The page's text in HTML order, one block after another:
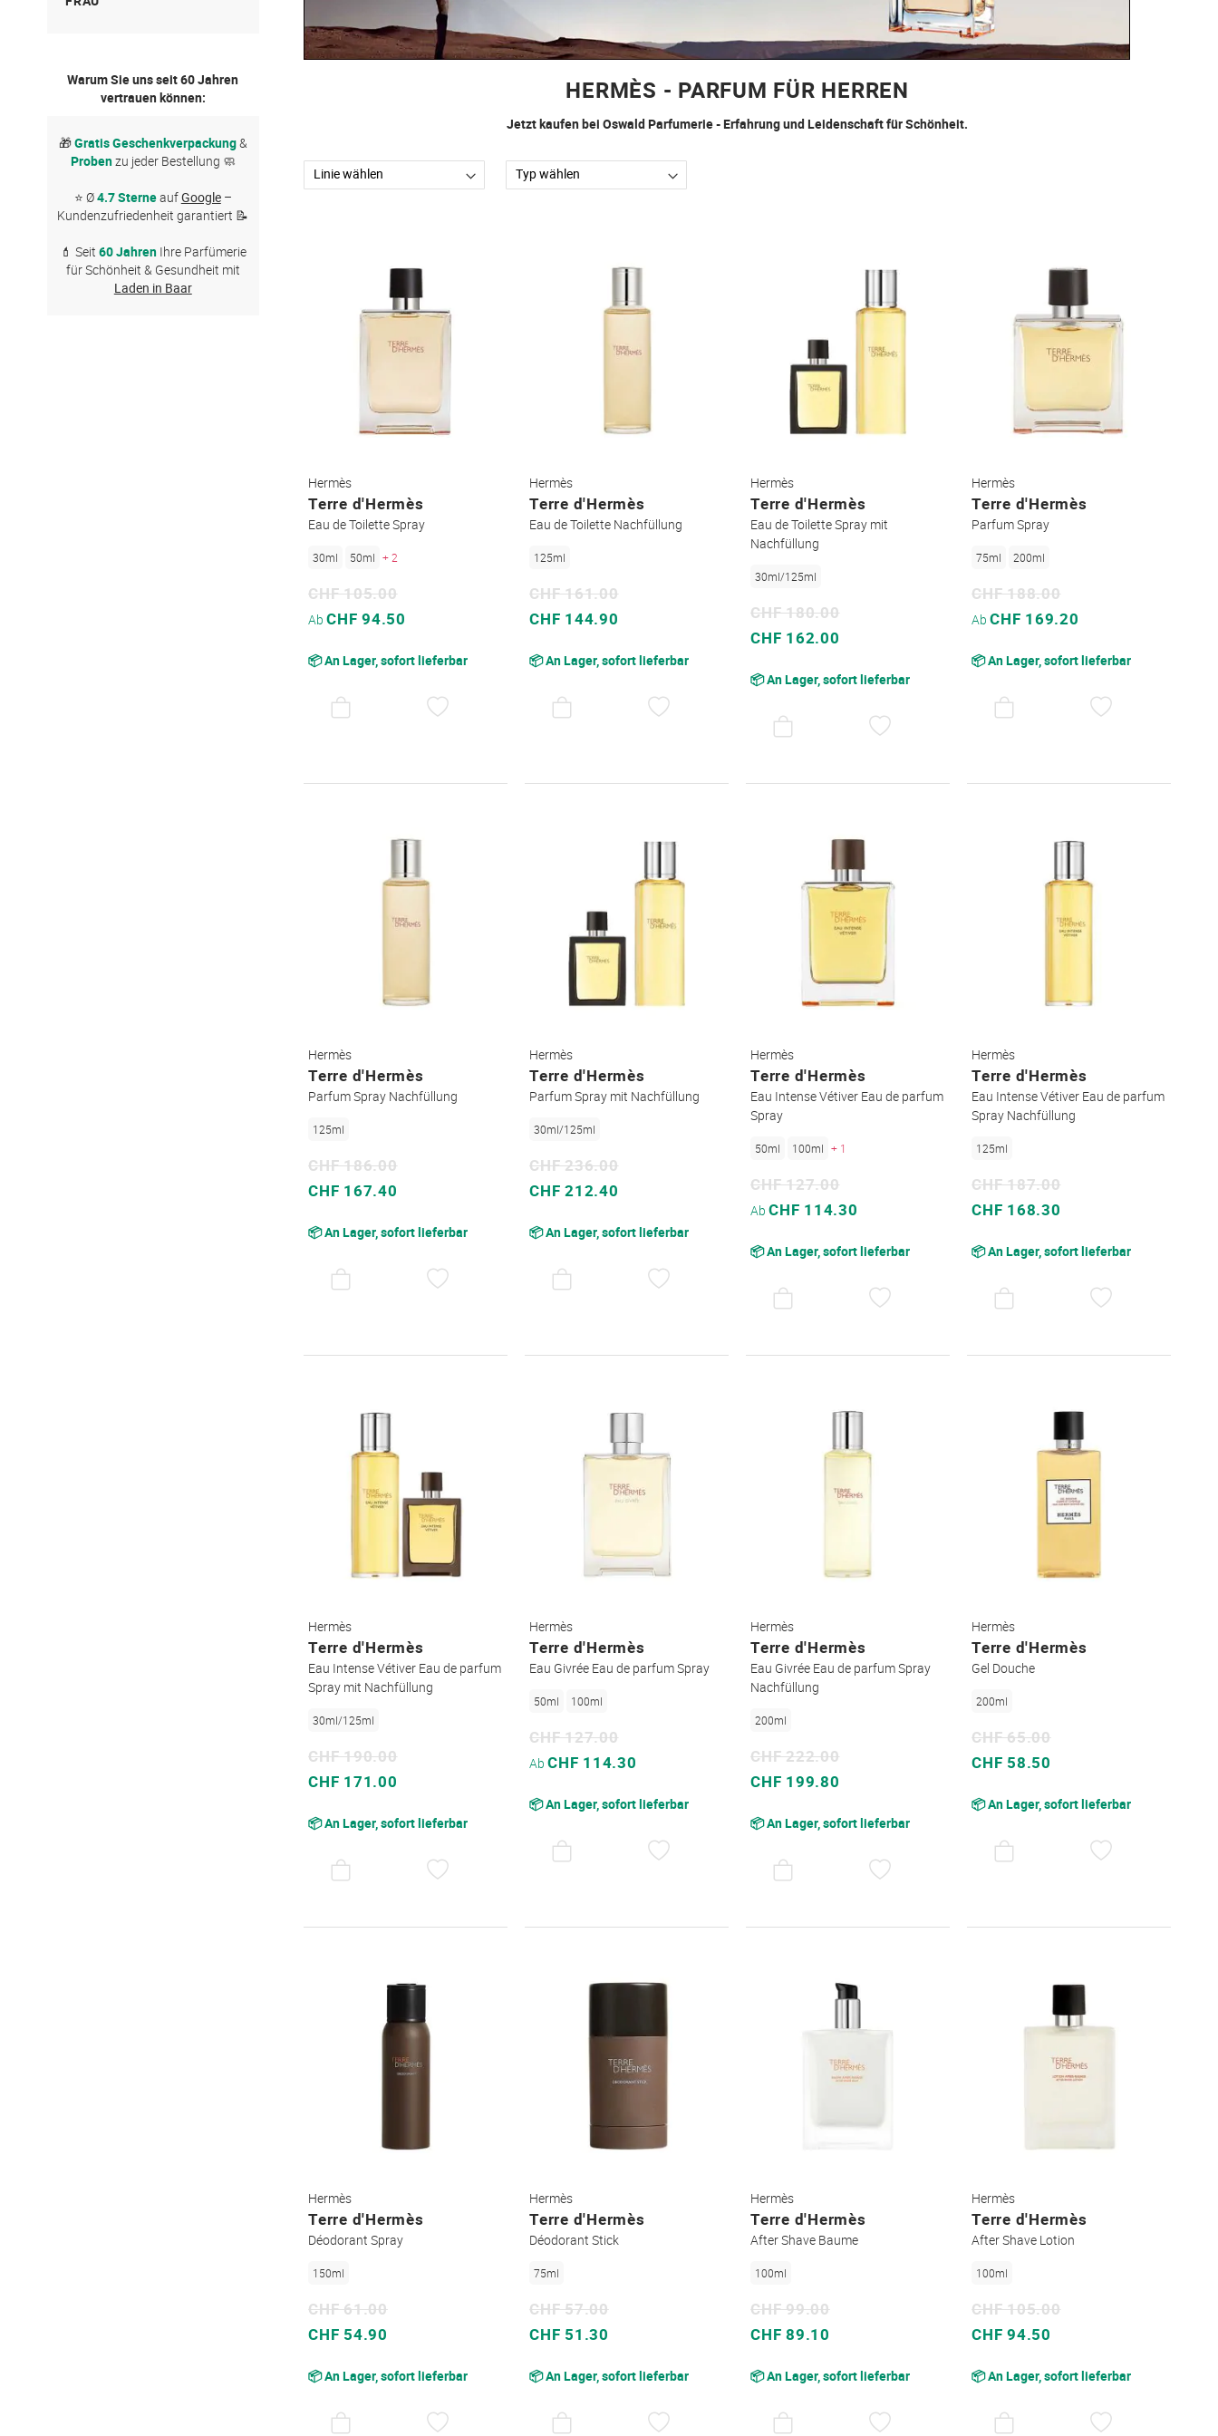
HERMÈS - PARFUM FÜR HERREN
Jetzt kaufen bei Oswald Parfumerie - Erfahrung und Leidenschaft für Schönheit.
Hermès
Terre d'Hermès
Eau de Toilette Spray
30ml 50ml + 2
Sonderpreis
AbCHF 94.50
CHF 105.00
📦 An Lager, sofort lieferbar
Hermès
Terre d'Hermès
Eau de Toilette Nachfüllung
125ml
Sonderpreis
CHF 144.90
CHF 161.00
📦 An Lager, sofort lieferbar
WUNSCHZETTEL
Hermès
Terre d'Hermès
Eau de Toilette Spray mit
Nachfüllung
30ml/125ml
Sonderpreis
CHF 162.00
CHF 180.00
📦 An Lager, sofort lieferbar
Hermès
Terre d'Hermès
Parfum Spray
75ml 200ml
Sonderpreis
AbCHF 169.20
CHF 188.00
📦 An Lager, sofort lieferbar
Hermès
Terre d'Hermès
Parfum Spray Nachfüllung
125ml
Sonderpreis
CHF 167.40
CHF 186.00
📦 An Lager, sofort lieferbar
Hermès
Terre d'Hermès
Parfum Spray mit Nachfüllung
30ml/125ml
Sonderpreis
CHF 212.40
CHF 236.00
📦 An Lager, sofort lieferbar
WUNSCHZETTEL
Hermès
Terre d'Hermès
Eau Intense Vétiver Eau de parfum
Spray
50ml 100ml + 1
Sonderpreis
AbCHF 114.30
CHF 127.00
📦 An Lager, sofort lieferbar
Hermès
Terre d'Hermès
Eau Intense Vétiver Eau de parfum
Spray Nachfüllung
125ml
Sonderpreis
CHF 168.30
CHF 187.00
📦 An Lager, sofort lieferbar
Hermès
Terre d'Hermès
Eau Intense Vétiver Eau de parfum
Spray mit Nachfüllung
30ml/125ml
Sonderpreis
CHF 171.00
CHF 190.00
📦 An Lager, sofort lieferbar
Hermès
Terre d'Hermès
Eau Givrée Eau de parfum Spray
50ml 100ml
Sonderpreis
AbCHF 114.30
CHF 127.00
📦 An Lager, sofort lieferbar
WUNSCHZETTEL
Hermès
Terre d'Hermès
Eau Givrée Eau de parfum Spray
Nachfüllung
200ml
Sonderpreis
CHF 199.80
CHF 222.00
📦 An Lager, sofort lieferbar
Hermès
Terre d'Hermès
Gel Douche
200ml
Sonderpreis
CHF 58.50
CHF 65.00
📦 An Lager, sofort lieferbar
Hermès
Terre d'Hermès
Déodorant Spray
150ml
Sonderpreis
CHF 54.90
CHF 61.00
📦 An Lager, sofort lieferbar
Hermès
Terre d'Hermès
Déodorant Stick
75ml
Sonderpreis
CHF 51.30
CHF 57.00
📦 An Lager, sofort lieferbar
Hermès
Terre d'Hermès
After Shave Baume
100ml
Sonderpreis
CHF 89.10
CHF 99.00
📦 An Lager, sofort lieferbar
Hermès
Terre d'Hermès
After Shave Lotion
100ml
Sonderpreis
CHF 94.50
CHF 105.00
📦 An Lager, sofort lieferbar
Collection Jardins
Les Colognes
Voyage d'Hermès
Warum Sie uns seit 60 Jahren
vertrauen können:
🎁Gratis Geschenkverpackung&
Probenzu jeder Bestellung 🧼
⭐ Ø4.7 SterneaufGoogle–
Kundenzufriedenheit garantiert 📝
💄 Seit 60 JahrenIhre Parfümerie
für Schönheit & Gesundheit mit
Laden in Baar